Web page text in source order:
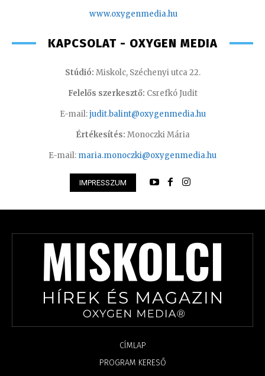
www.oxygenmedia.hu
KAPCSOLAT - OXYGEN MEDIA
Stúdió: Miskolc, Széchenyi utca 22.
Felelős szerkesztő: Csrefkó Judit
E-mail:judit.balint@oxygenmedia.hu
Értékesítés: Monoczki Mária
E-mail: maria.monoczki@oxygenmedia.hu
IMPRESSZUM
CÍMLAP
PROGRAM KERESŐ